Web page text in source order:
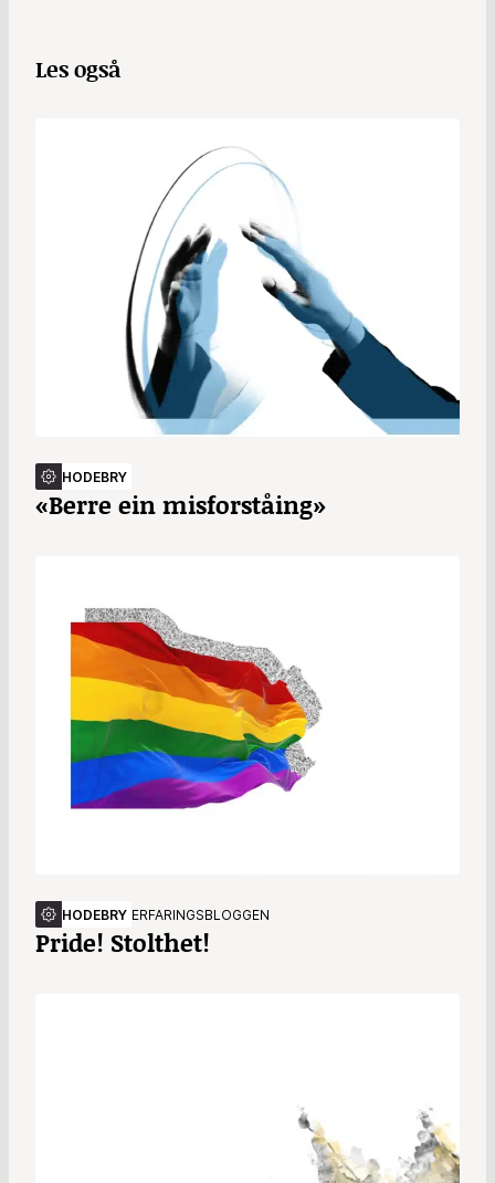
Les også
HODEBRY
«Berre ein misforståing»
HODEBRY ERFARINGSBLOGGEN
Pride! Stolthet!